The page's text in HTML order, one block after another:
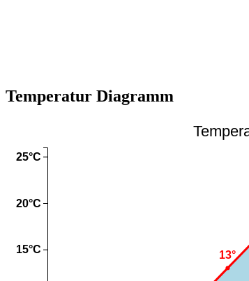
Temperatur Diagramm